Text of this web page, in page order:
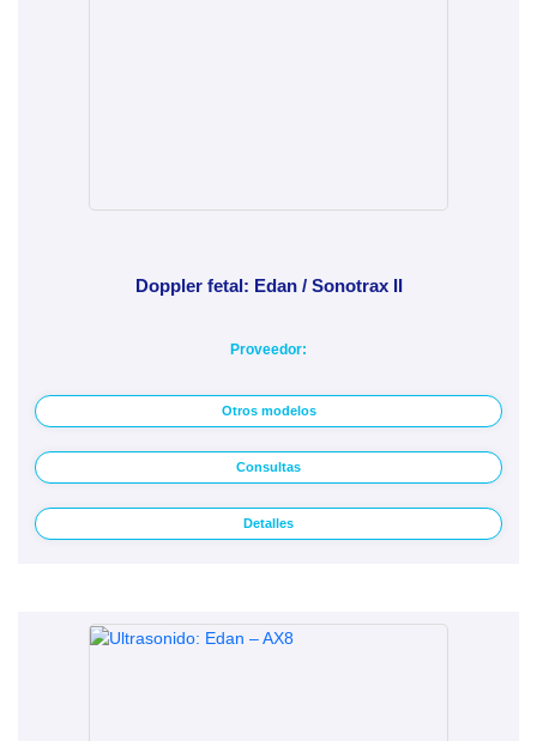
Doppler fetal: Edan / Sonotrax II
Proveedor:
Otros modelos
Consultas
Detalles